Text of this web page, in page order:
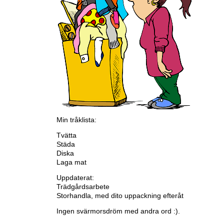
Min tråklista:
Tvätta
Städa
Diska
Laga mat
Uppdaterat:
Trädgårdsarbete
Storhandla, med dito uppackning efteråt
Ingen svärmorsdröm med andra ord :).